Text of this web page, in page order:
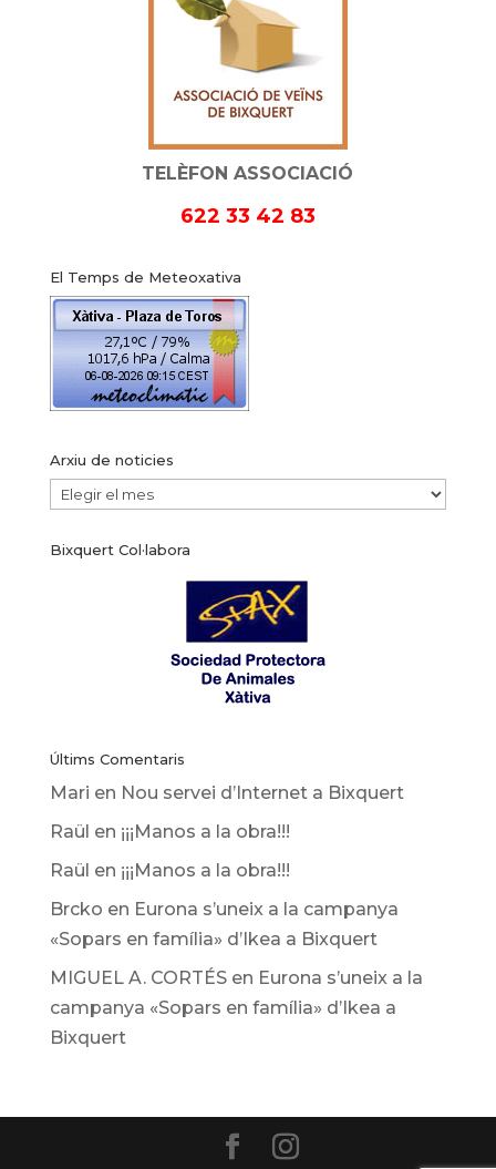
TELÈFON ASSOCIACIÓ
622 33 42 83
El Temps de Meteoxativa
Arxiu de noticies
Arxiu
noticies
Bixquert Col·labora
Últims Comentaris
Mari en Nou servei d’Internet a Bixquert
Raül en ¡¡¡Manos a la obra!!!
Raül en ¡¡¡Manos a la obra!!!
Brcko en Eurona s’uneix a la campanya
«Sopars en família» d’Ikea ​​a Bixquert
MIGUEL A. CORTÉSen Eurona s’uneix a la
campanya «Sopars en família» d’Ikea ​​a
Bixquert